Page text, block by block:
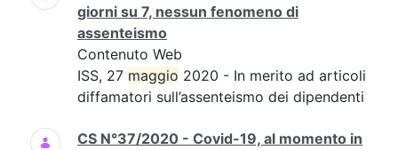
giorni su 7, nessun fenomeno di
assenteismo
Contenuto Web
ISS, 27 maggio 2020 - In merito ad articoli
diffamatori sull’assenteismo dei dipendenti
CS N°37/2020 - Covid-19, al momento in